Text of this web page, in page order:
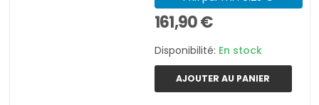
161,90 €
Disponibilité: En stock
AJOUTER AU PANIER